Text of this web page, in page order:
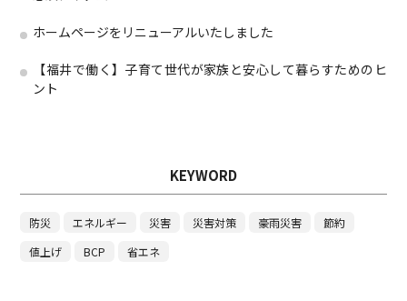
ホームページをリニューアルいたしました
【福井で働く】子育て世代が家族と安心して暮らすためのヒ
ント
KEYWORD
防災 エネルギー 災害 災害対策 豪雨災害
節約
値上げ
BCP 省エネ